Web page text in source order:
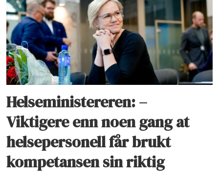
Helseministereren: –
Viktigere enn noen gang at
helsepersonell får brukt
kompetansen sin riktig